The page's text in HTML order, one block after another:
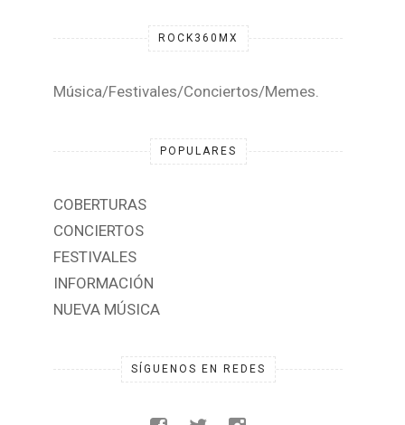
ROCK360MX
Música/Festivales/Conciertos/Memes.
POPULARES
COBERTURAS
CONCIERTOS
FESTIVALES
INFORMACIÓN
NUEVA MÚSICA
SÍGUENOS EN REDES